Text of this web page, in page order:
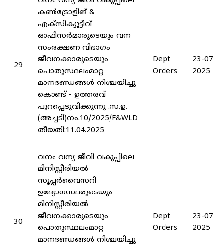
29
കൺട്രോളിങ് &
എക്സിക്യൂട്ടീവ്
ഓഫീസർമാരുടെയും വന
സംരക്ഷണ വിഭാഗം
ജീവനക്കാരുടെയും
പൊതുസ്ഥലംമാറ്റ
മാനദണ്ഡങ്ങൾ നിശ്ചയിച്ചു
കൊണ്ട് - ഉത്തരവ്
പുറപ്പെടുവിക്കുന്നു .സ.ഉ.
(അച്ചടി)നം.10/2025/F&WLD
തീയതി:11.04.2025
Dept
Orders
23-07-
2025
30
വനം വന്യ ജീവി വകുപ്പിലെ
മിനിസ്റ്റീരിയൽ
സൂപ്പർവൈസറി
ഉദ്യോഗസ്ഥരുടെയും
മിനിസ്റ്റീരിയൽ
ജീവനക്കാരുടെയും
പൊതുസ്ഥലംമാറ്റ
മാനദണ്ഡങ്ങൾ നിശ്ചയിച്ചു
Dept
Orders
23-07-
2025